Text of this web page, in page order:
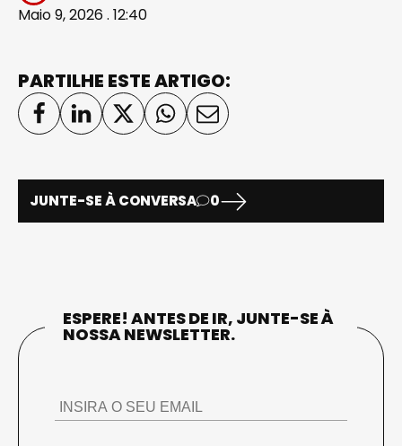
Maio 9, 2026 . 12:40
PARTILHE ESTE ARTIGO:
JUNTE-SE À CONVERSA 0
ESPERE! ANTES DE IR, JUNTE-SE À
NOSSA NEWSLETTER.